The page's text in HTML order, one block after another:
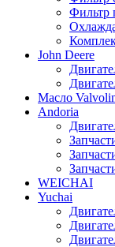
Фильтр
John Deere
Масло
Andoria
WEICHAI
Yuchai